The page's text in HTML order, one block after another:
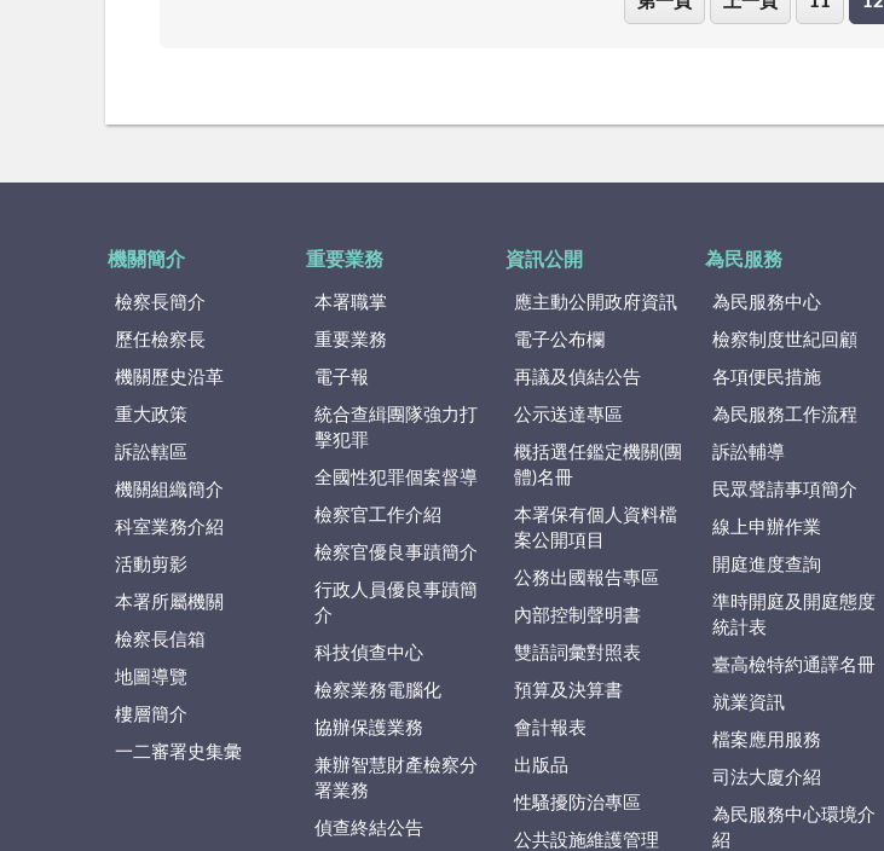
機關簡介
檢察長簡介
歷任檢察長
機關歷史沿革
重大政策
訴訟轄區
機關組織簡介
科室業務介紹
活動剪影
本署所屬機關
檢察長信箱
地圖導覽
樓層簡介
一二審署史集彙
重要業務
本署職掌
重要業務
電子報
統合查緝團隊強力打
擊犯罪
全國性犯罪個案督導
檢察官工作介紹
檢察官優良事蹟簡介
行政人員優良事蹟簡
介
科技偵查中心
檢察業務電腦化
協辦保護業務
兼辦智慧財產檢察分
署業務
偵查終結公告
資訊公開
應主動公開政府資訊
電子公布欄
再議及偵結公告
公示送達專區
概括選任鑑定機關(團
體)名冊
本署保有個人資料檔
案公開項目
公務出國報告專區
內部控制聲明書
雙語詞彙對照表
預算及決算書
會計報表
出版品
性騷擾防治專區
公共設施維護管理
為民服務
為民服務中心
檢察制度世紀回顧
各項便民措施
為民服務工作流程
訴訟輔導
民眾聲請事項簡介
線上申辦作業
開庭進度查詢
準時開庭及開庭態度
統計表
臺高檢特約通譯名冊
就業資訊
檔案應用服務
司法大廈介紹
為民服務中心環境介
紹